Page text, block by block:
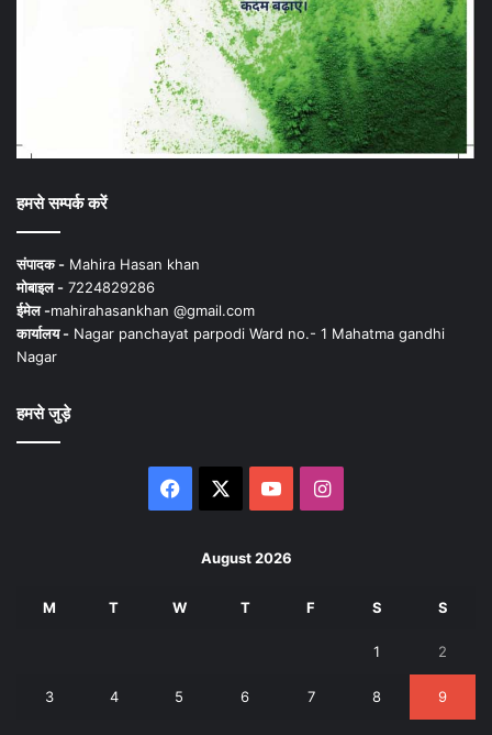
हमसे सम्पर्क करें
संपादक - Mahira Hasan khan
मोबाइल - 7224829286
ईमेल -mahirahasankhan @gmail.com
कार्यालय - Nagar panchayat parpodi Ward no.- 1 Mahatma gandhi
Nagar
हमसे जुड़े
Facebook YouTubeInstagram
August 2026
M T W T F S S
1 2
3 4 5 6 7 8 9